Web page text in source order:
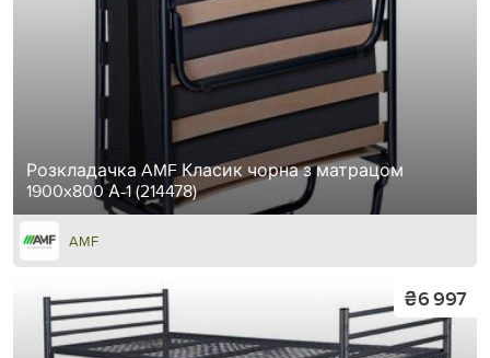
Розкладачка AMF Класик чорна з матрацом
1900x800 А-1 (214478)
AMF
₴6 997